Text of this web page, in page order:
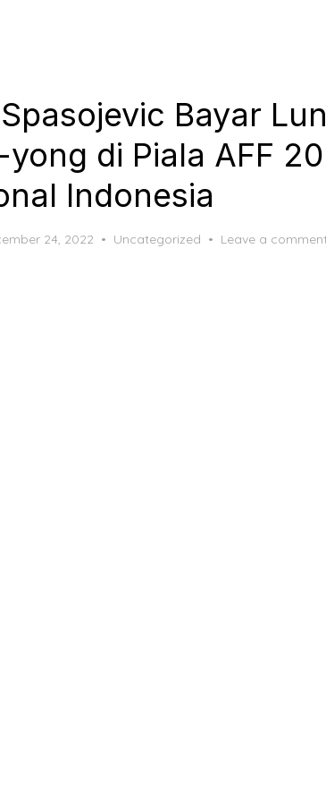
Bayar
yong di Piala AFF
Indonesia
24, 2022 Uncategorized Leave a comment